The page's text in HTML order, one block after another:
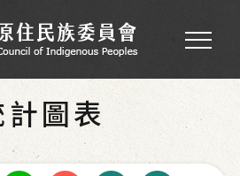
首頁 統計圖表
計圖表